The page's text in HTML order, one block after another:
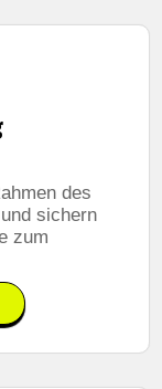
des
sichern
zum